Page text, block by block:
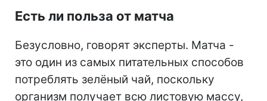
Есть ли польза от матча
Безусловно, говорят эксперты. Матча -
это один из самых питательных способов
потреблять зелёный чай, поскольку
организм получает всю листовую массу,